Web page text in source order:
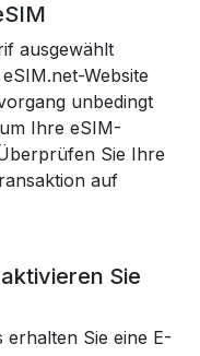
ausgewählt
Website
unbedingt
Ihre eSIM-
Sie Ihre
auf
Sie
Sie eine E-